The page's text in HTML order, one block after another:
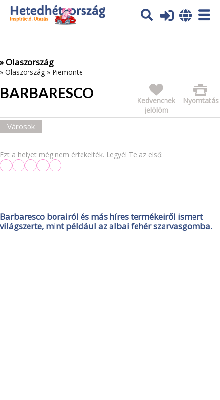
Az oldal sütiket (cookies) használ. További tájékoztatás itt:
Adatvédelmi tájékoztató
» Olaszország
» Olaszország » Piemonte
BARBARESCO Nyomtatás
Kedvencnek
jelölöm
Városok
Ezt a helyet még nem értékelték. Legyél Te az első:
Barbaresco borairól és más híres termékeiről ismert
világszerte, mint például az albai fehér szarvasgomba.